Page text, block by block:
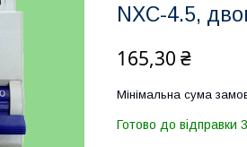
NXC-4.5,
165,30 ₴
Мінімальна сума
Готово до відправки